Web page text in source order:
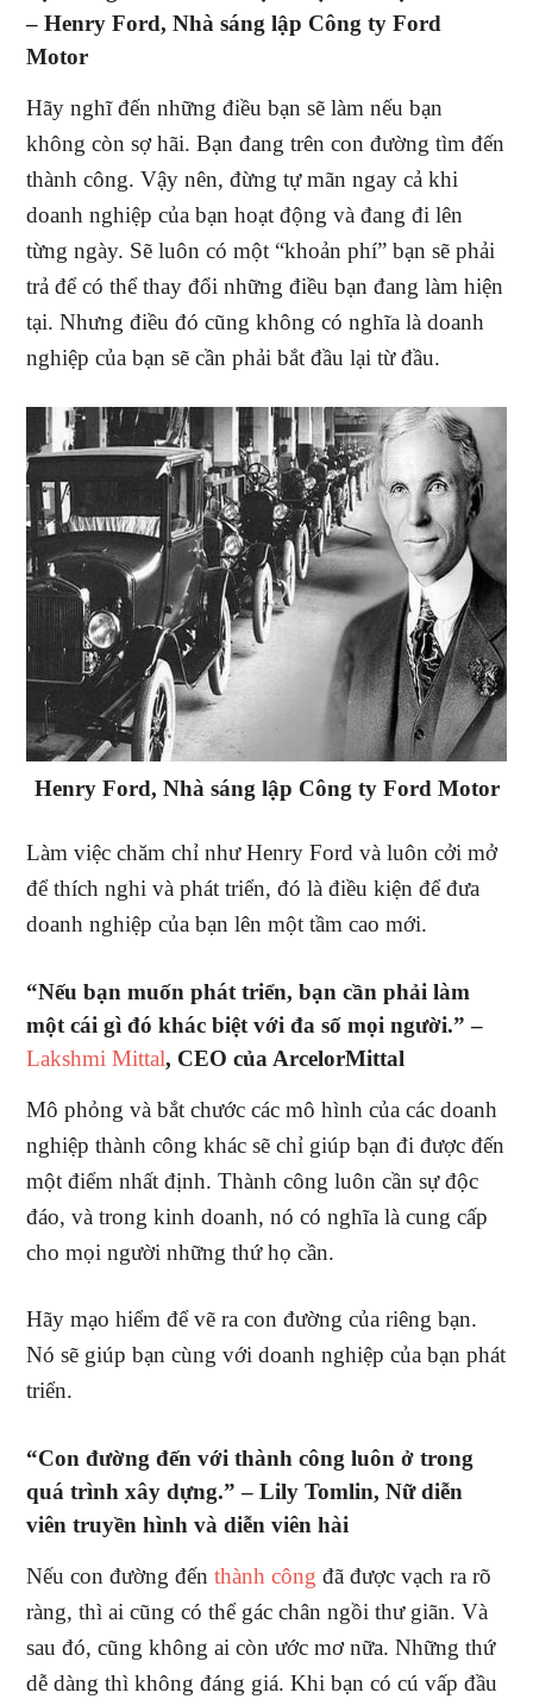
–Henry Ford, Nhà sáng lập Công ty Ford
Motor
Hãy nghĩ đến những điều bạn sẽ làm nếu bạn
không còn sợ hãi. Bạn đang trên con đường tìm đến
thành công. Vậy nên, đừng tự mãn ngay cả khi
doanh nghiệp của bạn hoạt động và đang đi lên
từng ngày. Sẽ luôn có một “khoản phí” bạn sẽ phải
trả để có thể thay đổi những điều bạn đang làm hiện
tại. Nhưng điều đó cũng không có nghĩa là doanh
nghiệp của bạn sẽ cần phải bắt đầu lại từ đầu.
Henry Ford, Nhà sáng lập Công ty Ford Motor
Làm việc chăm chỉ như Henry Ford và luôn cởi mở
để thích nghi và phát triển, đó là điều kiện để đưa
doanh nghiệp của bạn lên một tầm cao mới.
“Nếu bạn muốn phát triển, bạn cần phải làm
một cái gì đó khác biệt với đa số mọi người.” –
Lakshmi Mittal, CEO của ArcelorMittal
Mô phỏng và bắt chước các mô hình của các doanh
nghiệp thành công khác sẽ chỉ giúp bạn đi được đến
một điểm nhất định. Thành công luôn cần sự độc
đáo, và trong kinh doanh, nó có nghĩa là cung cấp
cho mọi người những thứ họ cần.
Hãy mạo hiểm để vẽ ra con đường của riêng bạn.
Nó sẽ giúp bạn cùng với doanh nghiệp của bạn phát
triển.
“Con đường đến với thành công luôn ở trong
quá trình xây dựng.” –Lily Tomlin, Nữ diễn
viên truyền hình và diễn viên hài
Nếu con đường đếnthành công đã được vạch ra rõ
ràng, thì ai cũng có thể gác chân ngồi thư giãn. Và
sau đó, cũng không ai còn ước mơ nữa. Những thứ
dễ dàng thì không đáng giá. Khi bạn có cú vấp đầu